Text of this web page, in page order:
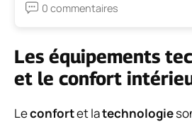
0 commentaires
Les équipements
et le confort
Leconfortet latechnologie